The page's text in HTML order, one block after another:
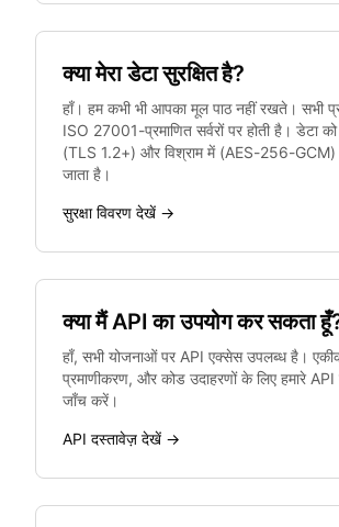
क्या मेरा डेटा सुरक्षित है?
हाँ। हम कभी भी आपका मूल पाठ नहीं रखते। सभी
ISO 27001-प्रमाणित सर्वरों पर होती है। डेटा
(TLS 1.2+) और विश्राम में (AES-256-GCM)
जाता है।
सुरक्षा विवरण देखें →
क्या मैं API का उपयोग कर सकता
हाँ, सभी योजनाओं पर API एक्सेस उपलब्ध है।
प्रमाणीकरण, और कोड उदाहरणों के लिए हमारे
जाँच करें।
API दस्तावेज़ देखें →